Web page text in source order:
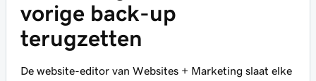
vorige back-up
terugzetten
De website-editor van Websites + Marketing slaat elke